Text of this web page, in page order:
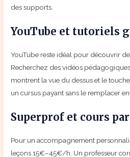
des supports.
YouTube et tutoriels
YouTube reste idéal pour découvrir
Recherchez des vidéos
montrent la vue du dessus et le
un cursus payant sans le remplacer
Superprof et cours
Pour un accompagnement
leçons 15€–45€/h. Un professeur